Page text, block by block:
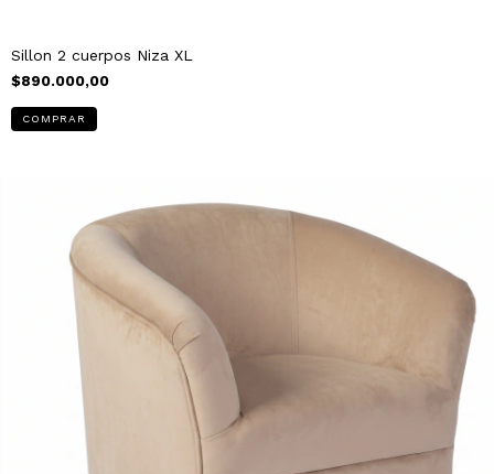
Sillon 2 cuerpos Niza XL
$890.000,00